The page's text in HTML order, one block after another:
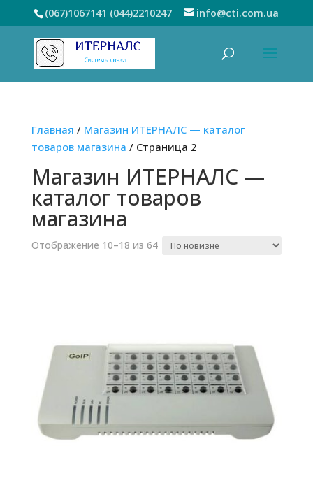
(067)1067141 (044)2210247 info@cti.com.ua
Главная / Магазин ИТЕРНАЛС — каталог
товаров магазина / Страница 2
Магазин ИТЕРНАЛС —
каталог товаров
магазина
Отображение 10–18 из 64Сортировка: